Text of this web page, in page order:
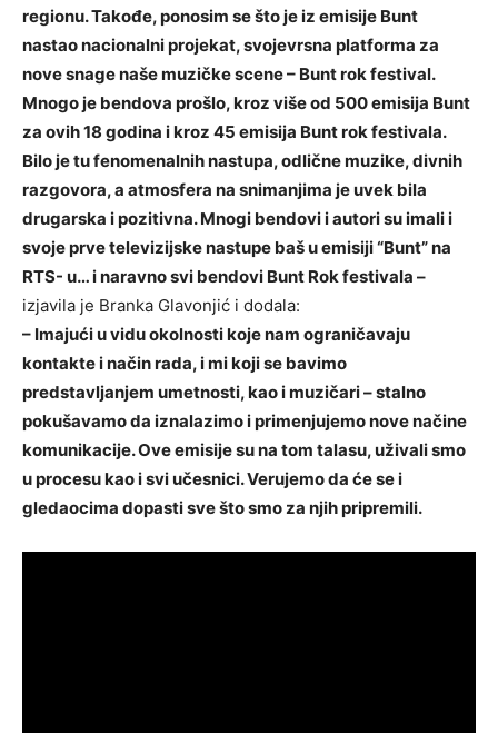
regionu. Takođe, ponosim se što je iz emisije Bunt
nastao nacionalni projekat, svojevrsna platforma za
nove snage naše muzičke scene – Bunt rok festival.
Mnogo je bendova prošlo, kroz više od 500 emisija Bunt
za ovih 18 godina i kroz 45 emisija Bunt rok festivala.
Bilo je tu fenomenalnih nastupa, odlične muzike, divnih
razgovora, a atmosfera na snimanjima je uvek bila
drugarska i pozitivna. Mnogi bendovi i autori su imali i
svoje prve televizijske nastupe baš u emisiji “Bunt” na
RTS- u… i naravno svi bendovi Bunt Rok festivala –
izjavila je Branka Glavonjić i dodala:
– Imajući u vidu okolnosti koje nam ograničavaju
kontakte i način rada, i mi koji se bavimo
predstavljanjem umetnosti, kao i muzičari – stalno
pokušavamo da iznalazimo i primenjujemo nove načine
komunikacije. Ove emisije su na tom talasu, uživali smo
u procesu kao i svi učesnici. Verujemo da će se i
gledaocima dopasti sve što smo za njih pripremili.